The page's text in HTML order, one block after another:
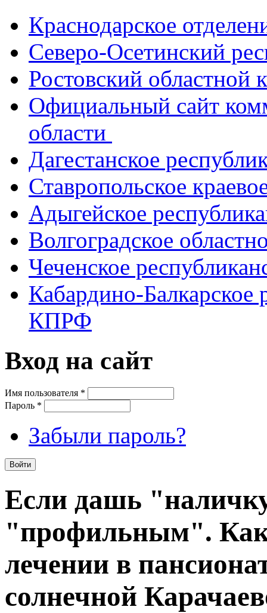
Краснодарское
Северо-Осетинский
Ростовский
Официальный сайт
области
Дагестанское
Ставропольское
Адыгейское
Волгоградское
Чеченское
Кабардино-Балкарское
КПРФ
Вход на сайт
Имя пользователя *
Пароль *
Забыли пароль?
Если дашь
"профильным". Как
лечении в
солнечной